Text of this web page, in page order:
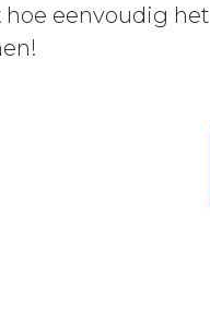
hoe eenvoudig